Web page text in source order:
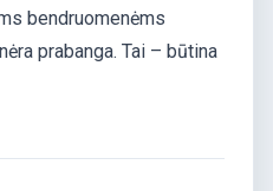
bendruomenėms
prabanga. Tai – būtina